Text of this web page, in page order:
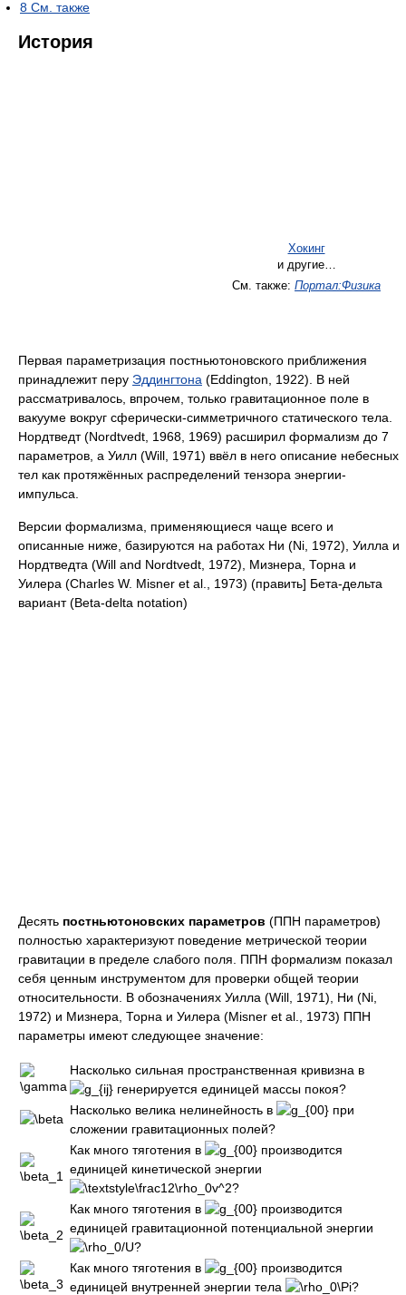
Хокинг
и другие…
См. также: Портал:Физика
8 См. также
История
Первая параметризация постньютоновского приближения
принадлежит перу Эддингтона (Eddington, 1922). В ней
рассматривалось, впрочем, только гравитационное поле в
вакууме вокруг сферически-симметричного статического тела.
Нордтведт (Nordtvedt, 1968, 1969) расширил формализм до 7
параметров, а Уилл (Will, 1971) ввёл в него описание небесных
тел как протяжённых распределений тензора энергии-
импульса.
Версии формализма, применяющиеся чаще всего и
описанные ниже, базируются на работах Ни (Ni, 1972), Уилла и
Нордтведта (Will and Nordtvedt, 1972), Мизнера, Торна и
Уилера (Charles W. Misner et al., 1973) (править] Бета-дельта
вариант (Beta-delta notation)
Десять постньютоновских параметров (ППН параметров)
полностью характеризуют поведение метрической теории
гравитации в пределе слабого поля. ППН формализм показал
себя ценным инструментом для проверки общей теории
относительности. В обозначениях Уилла (Will, 1971), Ни (Ni,
1972) и Мизнера, Торна и Уилера (Misner et al., 1973) ППН
параметры имеют следующее значение:
Насколько сильная пространственная кривизна в
генерируется единицей массы покоя?
Насколько велика нелинейность в
при
сложении гравитационных полей?
Как много тяготения в
производится
единицей кинетической энергии
?
Как много тяготения в
производится
единицей гравитационной потенциальной энергии
?
Как много тяготения в
производится
единицей внутренней энергии тела
?